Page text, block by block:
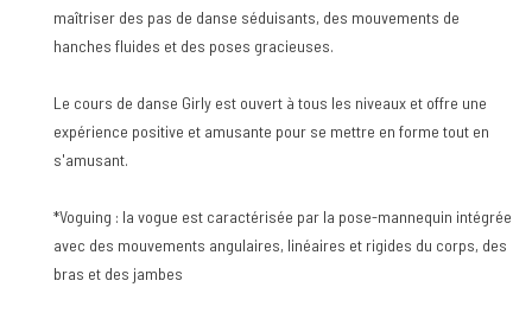
maîtriser des pas de danse séduisants, des mouvements de
hanches fluides et des poses gracieuses.
Le cours de danse Girly est ouvert à tous les niveaux et offre une
expérience positive et amusante pour se mettre en forme tout en
s'amusant.
*Voguing : la vogue est caractérisée par la pose-mannequin intégrée
avec des mouvements angulaires, linéaires et rigides du corps, des
bras et des jambes